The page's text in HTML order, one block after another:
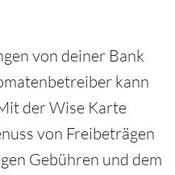
von deiner Bank
kann
der Wise Karte
von Freibeträgen
Gebühren und dem